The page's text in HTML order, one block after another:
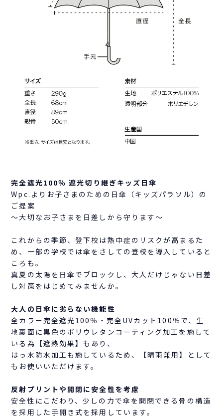
完全遮光100％ 遮光切り継ぎキッズ日傘
Wpc.よりお子さまのための日傘（キッズパラソル）の
ご提案
～大切なお子さまを日差しから守ります～
これからの季節、登下校は熱中症のリスクが高まるた
め、一部の学校では傘をさしての登校を導入していると
ころも。
真夏の太陽を日傘でブロックし、大人だけじゃない日差
し対策をはじめてみませんか。
大人の日傘に劣らない機能性
全カラー完全遮光100％・完全UVカット100％で、生
地裏面に黒色のポリウレタンコーティング加工を施して
いる為【遮熱効果】もあり、
はっ水防水加工も施しているため、【晴雨兼用】として
もお使いいただけます。
反射プリントや開閉に安全性を考慮
安全性にこだわり、少しの力で傘を開閉できる骨の構造
を採用した手開き式を採用しています。